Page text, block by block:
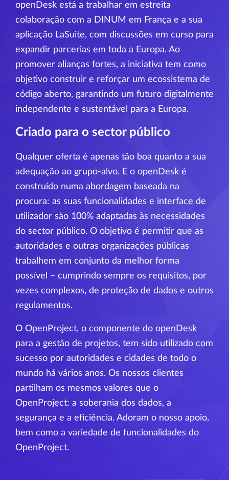
openDesk está a trabalhar em estreita
colaboração com a DINUM em França e a sua
aplicação LaSuite, com discussões em curso para
expandir parcerias em toda a Europa. Ao
promover alianças fortes, a iniciativa tem como
objetivo construir e reforçar um ecossistema de
código aberto, garantindo um futuro digitalmente
independente e sustentável para a Europa.
Criado para o sector público
Qualquer oferta é apenas tão boa quanto a sua
adequação ao grupo-alvo. E o openDesk é
construído numa abordagem baseada na
procura: as suas funcionalidades e interface de
utilizador são 100% adaptadas às necessidades
do sector público. O objetivo é permitir que as
autoridades e outras organizações públicas
trabalhem em conjunto da melhor forma
possível – cumprindo sempre os requisitos, por
vezes complexos, de proteção de dados e outros
regulamentos.
O OpenProject, o componente do openDesk
para a gestão de projetos, tem sido utilizado com
sucesso por autoridades e cidades de todo o
mundo há vários anos. Os nossos clientes
partilham os mesmos valores que o
OpenProject: a soberania dos dados, a
segurança e a eficiência. Adoram o nosso apoio,
bem como a variedade de funcionalidades do
OpenProject.